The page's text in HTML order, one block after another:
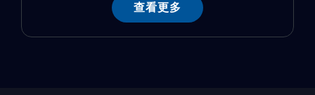
查看更多